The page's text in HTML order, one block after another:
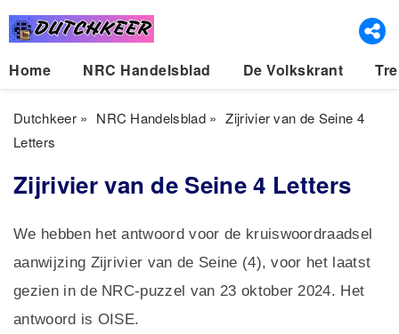
Home NRC Handelsblad De Volkskrant
Dutchkeer» NRC Handelsblad » Zijrivier van de Seine 4
Letters
Zijrivier van de Seine 4 Letters
We hebben het antwoord voor de kruiswoordraadsel
aanwijzing Zijrivier van de Seine (4), voor het laatst
gezien in de NRC-puzzel van 23 oktober 2024. Het
antwoord is OISE.